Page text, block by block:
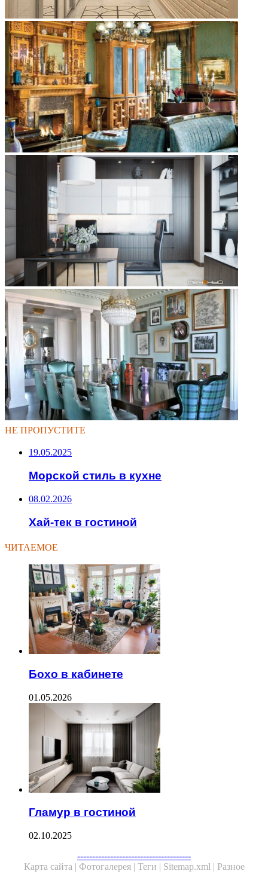
НЕ ПРОПУСТИТЕ
19.05.2025
Морской стиль в кухне
08.02.2026
Хай-тек в гостиной
ЧИТАЕМОЕ
Бохо в кабинете
01.05.2026
Гламур в гостиной
02.10.2025
--------------------------------------
Карта сайта | Фотогалерея | Теги | Sitemap.xml | Разное